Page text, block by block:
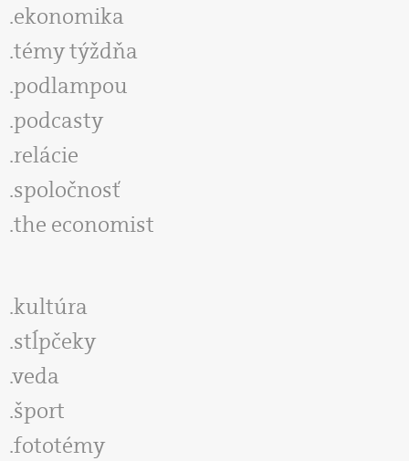
ekonomika
témy týždňa
podlampou
podcasty
relácie
spoločnosť
the economist
kultúra
stĺpčeky
veda
šport
fototémy